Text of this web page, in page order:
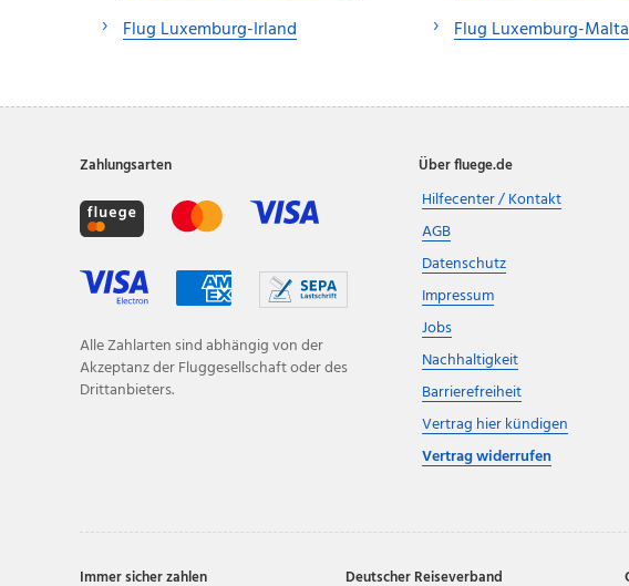
Flug Luxemburg-Irland
Flug Luxemburg-Malta